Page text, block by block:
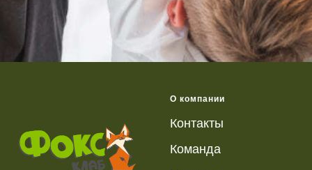
О компании
Контакты
Команда